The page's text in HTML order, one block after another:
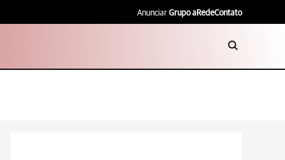
Anunciar Grupo aRedeContato